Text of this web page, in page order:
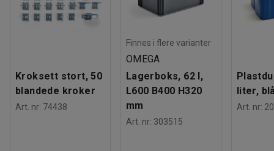
Kroksett stort, 50
blandede kroker
Art. nr: 74438
Finnes i flere varianter
OMEGA
Lagerboks, 62 l,
L600 B400 H320
mm
Art. nr: 303515
liter,
Art. nr: